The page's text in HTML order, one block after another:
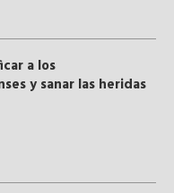
a los
y sanar las heridas